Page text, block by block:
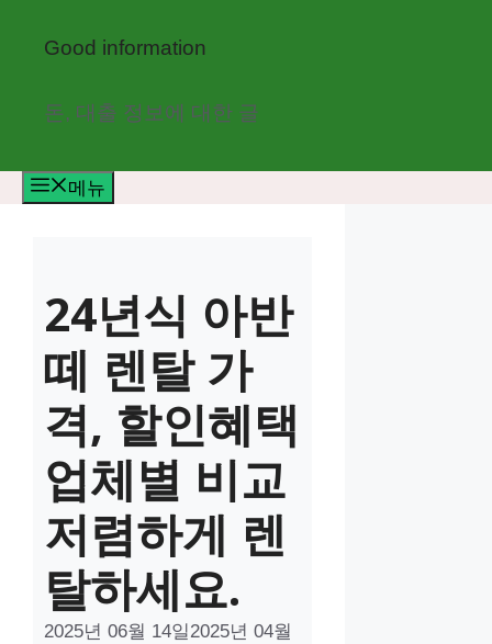
Good information
돈, 대출 정보에 대한 글
메뉴
24년식 아반
떼 렌탈 가
격, 할인혜택
업체별 비교
저렴하게 렌
탈하세요.
2025년 06월 14일2025년 04월